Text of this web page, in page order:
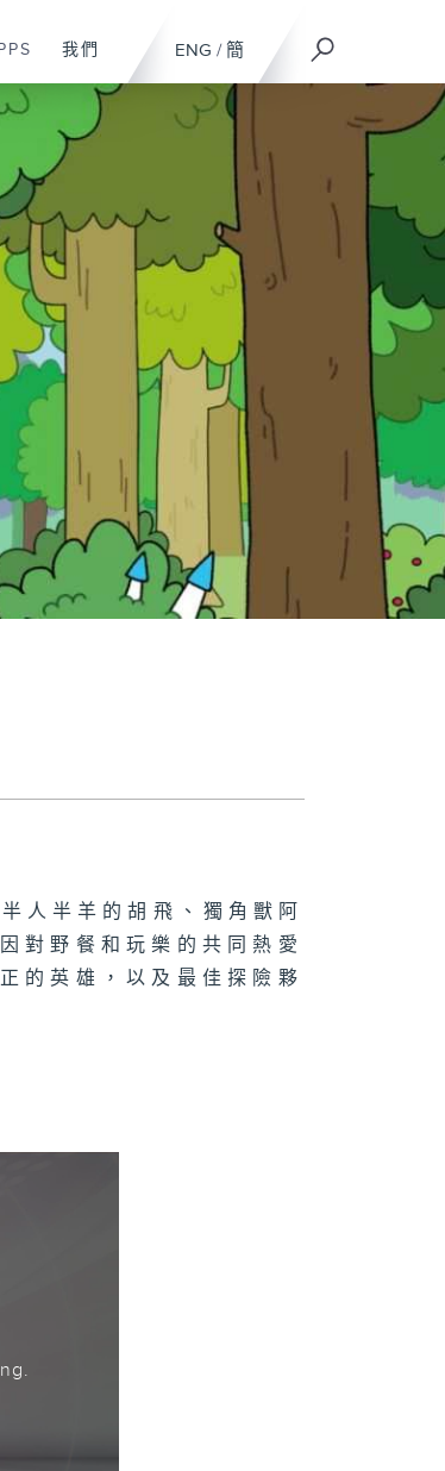
ENG / 簡
我們
人半羊的胡飛、獨角獸阿
對野餐和玩樂的共同熱愛
的英雄，以及最佳探險夥